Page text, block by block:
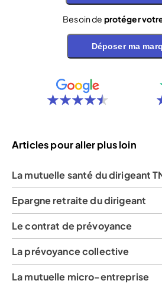
Besoin de protéger
Déposer ma
Articles pour aller plus loin
La mutuelle santé du dirigeant
Epargne retraite du dirigeant
Le contrat de prévoyance
La prévoyance collective
La mutuelle micro-entreprise